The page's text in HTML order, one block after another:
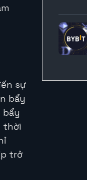
sự
bẩy
bẩy
thời
trở